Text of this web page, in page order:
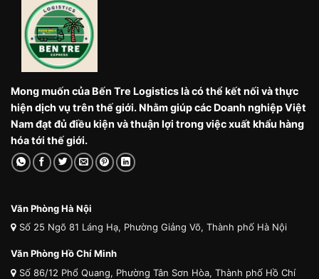
Mong muốn của Bến Tre Logistics là có thể kết nối và thực
hiện dịch vụ trên thế giới. Nhằm giúp các Doanh nghiệp Việt
Nam đạt đủ điều kiện và thuận lợi trong việc xuất khẩu hàng
hóa tới thế giới.
Văn Phòng Hà Nội
Số 25 Ngõ 81 Láng Hạ, Phường Giảng Võ, Thành phố Hà Nội
Văn Phòng Hồ Chí Minh
Số 86/12 Phổ Quang, Phường Tân Sơn Hòa, Thành phố Hồ Chí